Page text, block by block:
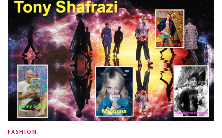
FASHION